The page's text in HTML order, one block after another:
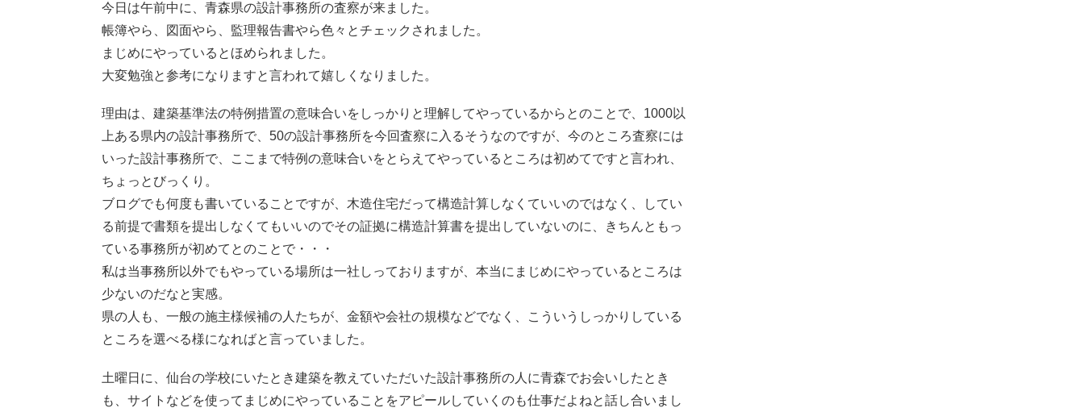
今日は午前中に、青森県の設計事務所の査察が来ました。
帳簿やら、図面やら、監理報告書やら色々とチェックされました。
まじめにやっているとほめられました。
大変勉強と参考になりますと言われて嬉しくなりました。
理由は、建築基準法の特例措置の意味合いをしっかりと理解してやっているからとのことで、1000以
上ある県内の設計事務所で、50の設計事務所を今回査察に入るそうなのですが、今のところ査察には
いった設計事務所で、ここまで特例の意味合いをとらえてやっているところは初めてですと言われ、
ちょっとびっくり。
ブログでも何度も書いていることですが、木造住宅だって構造計算しなくていいのではなく、してい
る前提で書類を提出しなくてもいいのでその証拠に構造計算書を提出していないのに、きちんともっ
ている事務所が初めてとのことで・・・
私は当事務所以外でもやっている場所は一社しっておりますが、本当にまじめにやっているところは
少ないのだなと実感。
県の人も、一般の施主様候補の人たちが、金額や会社の規模などでなく、こういうしっかりしている
ところを選べる様になればと言っていました。
土曜日に、仙台の学校にいたとき建築を教えていただいた設計事務所の人に青森でお会いしたとき
も、サイトなどを使ってまじめにやっていることをアピールしていくのも仕事だよねと話し合いまし